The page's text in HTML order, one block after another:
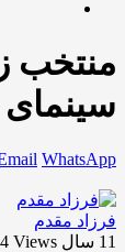
منتخب
WhatsApp
فرزاد مقدم
11 سال ago / 3104
Views